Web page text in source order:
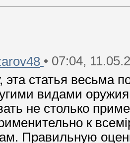
• 07:04,
статья весьма
видами
не столько
к
Правильную